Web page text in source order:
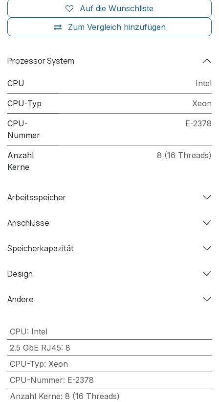
Zum Vergleich hinzufügen
Auf die Wunschliste
Prozessor System
CPU Intel
CPU-Typ Xeon
CPU-
Nummer
E-2378
Anzahl
Kerne
8 (16 Threads)
Arbeitsspeicher
Anschlüsse
Speicherkapazität
Design
Andere
CPU: Intel
2.5 GbE RJ45: 8
CPU-Typ: Xeon
CPU-Nummer: E-2378
Anzahl Kerne: 8 (16 Threads)